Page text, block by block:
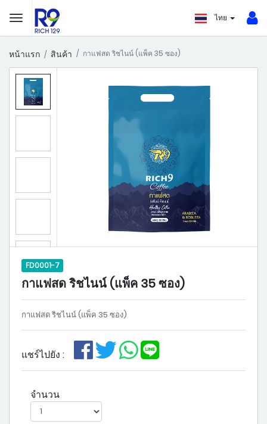
ไทย
หน้าแรก สินค้า กาแฟสด ริชไนน์ (แพ็ค 35 ซอง)
FD0001-7
กาแฟสด ริชไนน์ (แพ็ค 35 ซอง)
กาแฟสด ริชไนน์ (แพ็ค 35 ซอง)
แชร์ไปยัง :
จำนวน